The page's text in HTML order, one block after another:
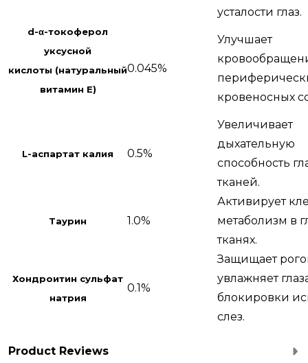
усталости глаз.
d-α-токоферол
уксусной
кислоты (натуральный
витамин Е)
0.045%
Улучшает
кровеносных
L-аспартат калия 0.5%
Увеличивает
дыхательную
способность
тканей.
Таурин 1.0%
Активирует
метаболизм в
тканях.
Хондроитин сульфат
натрия
0.1%
Защищает
увлажняет
блокировки
слез.
Product Reviews